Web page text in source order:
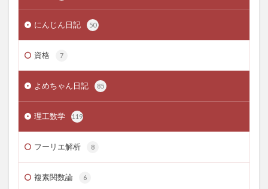
にんじん日記 50
資格 7
よめちゃん日記 85
理工数学 119
フーリエ解析 8
複素関数論 6